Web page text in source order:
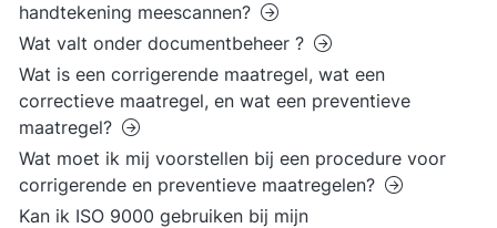
handtekening meescannen?
Wat valt onder documentbeheer ?
Wat is een corrigerende maatregel, wat een
correctieve maatregel, en wat een preventieve
maatregel?
Wat moet ik mij voorstellen bij een procedure voor
corrigerende en preventieve maatregelen?
Kan ik ISO 9000 gebruiken bij mijn